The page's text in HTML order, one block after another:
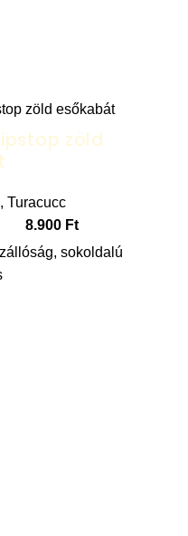
zöld
, Turacucc
8.900 Ft
sokoldalú